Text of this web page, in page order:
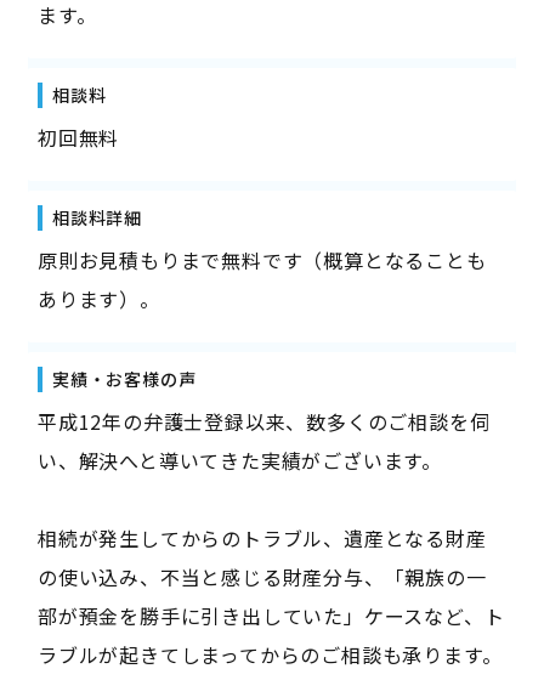
ます。
相談料
初回無料
相談料詳細
原則お見積もりまで無料です（概算となることも
あります）。
実績・お客様の声
平成12年の弁護士登録以来、数多くのご相談を伺
い、解決へと導いてきた実績がございます。
相続が発生してからのトラブル、遺産となる財産
の使い込み、不当と感じる財産分与、「親族の一
部が預金を勝手に引き出していた」ケースなど、ト
ラブルが起きてしまってからのご相談も承ります。